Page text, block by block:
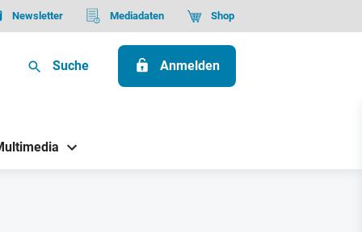
Newsletter Mediadaten Shop
Suche Anmelden